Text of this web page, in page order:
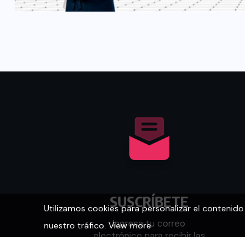
SUSCRÍBETE
Ingresa tu correo
electrónico para recibir las
Utilizamos cookies para personalizar el
nuestro tráfico. View more